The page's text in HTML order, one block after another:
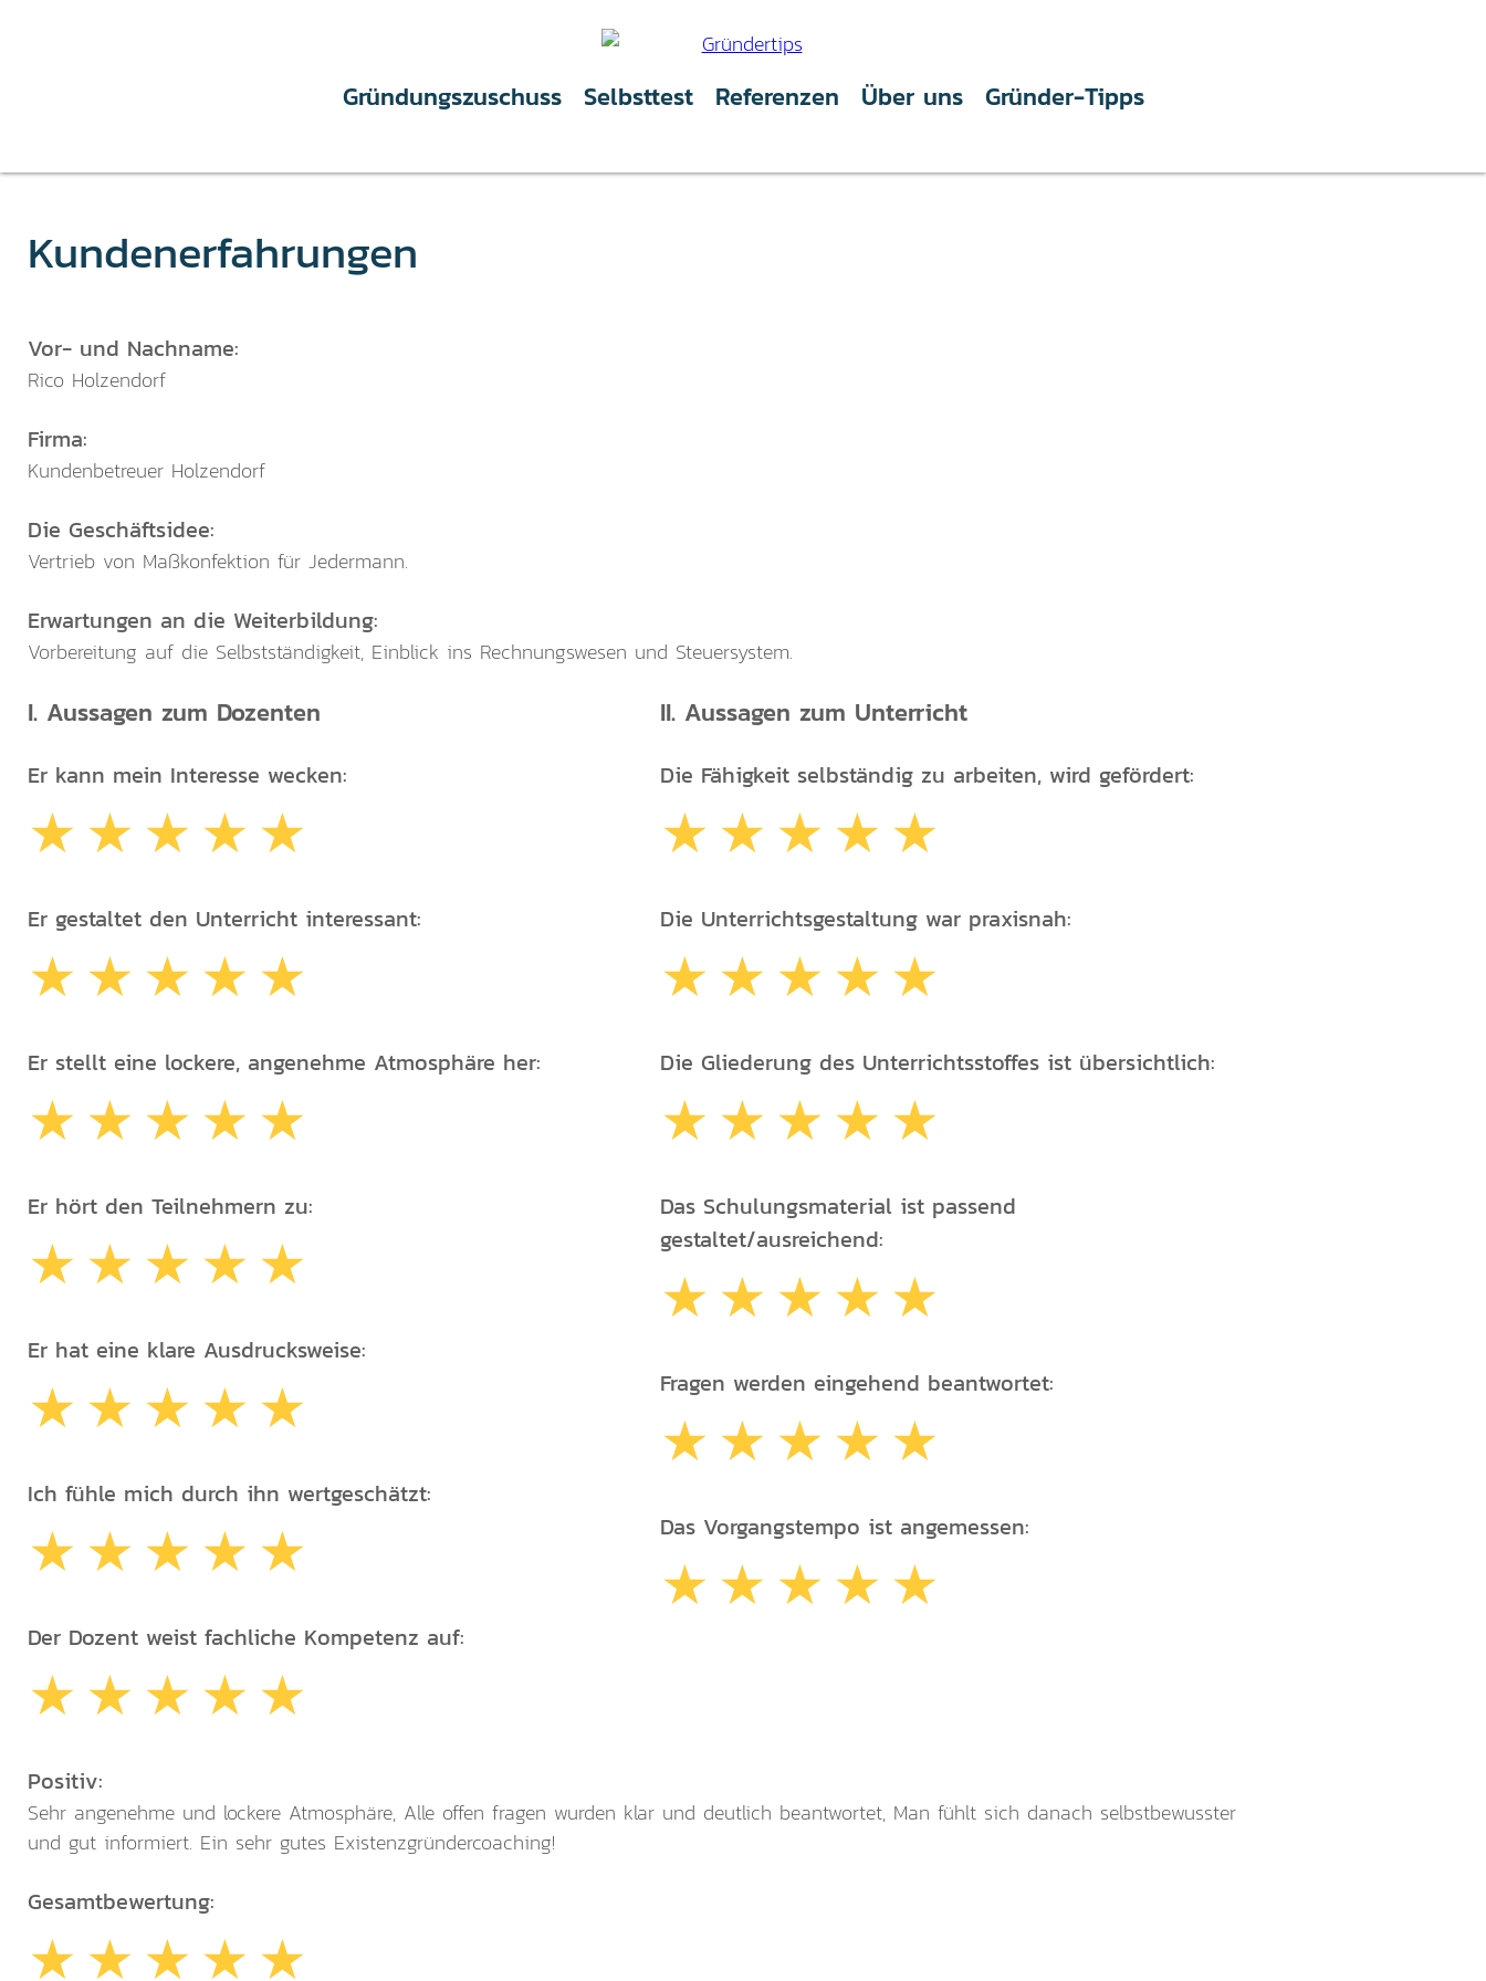
Gründungszuschuss Selbsttest Referenzen Über uns Gründer-Tipps
Kundenerfahrungen
Vor- und Nachname:
Rico Holzendorf
Firma:
Kundenbetreuer Holzendorf
Die Geschäftsidee:
Vertrieb von Maßkonfektion für Jedermann.
Erwartungen an die Weiterbildung:
Vorbereitung auf die Selbstständigkeit, Einblick ins Rechnungswesen und Steuersystem.
I. Aussagen zum Dozenten
Er kann mein Interesse wecken:
Er gestaltet den Unterricht interessant:
Er stellt eine lockere, angenehme Atmosphäre her:
Er hört den Teilnehmern zu:
Er hat eine klare Ausdrucksweise:
Ich fühle mich durch ihn wertgeschätzt:
Der Dozent weist fachliche Kompetenz auf:
II. Aussagen zum Unterricht
Die Fähigkeit selbständig zu arbeiten, wird gefördert:
Die Unterrichtsgestaltung war praxisnah:
Die Gliederung des Unterrichtsstoffes ist übersichtlich:
Das Schulungsmaterial ist passend
gestaltet/ausreichend:
Fragen werden eingehend beantwortet:
Das Vorgangstempo ist angemessen:
Positiv:
Sehr angenehme und lockere Atmosphäre, Alle offen fragen wurden klar und deutlich beantwortet, Man fühlt sich danach selbstbewusster
und gut informiert. Ein sehr gutes Existenzgründercoaching!
Gesamtbewertung: